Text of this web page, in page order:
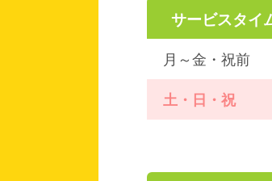
サービスタイ
月～金・祝前
土・日・祝